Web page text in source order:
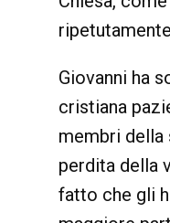
Giovanni ha
cristiana
membri della
perdita della
fatto che gli